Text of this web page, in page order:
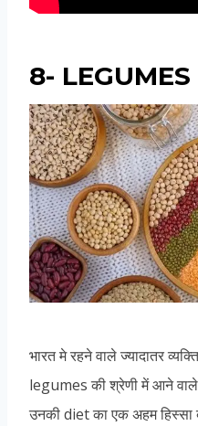
8- LEGUMES
भारत मे रहने वाले ज्यादातर
legumes की श्रेणी में आने वाले
उनकी diet का एक अहम हिस्सा